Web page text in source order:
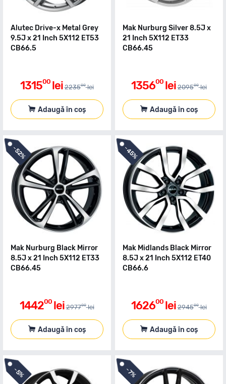
Alutec Drive-x Metal Grey
9.5J x 21 Inch 5X112 ET53
CB66.5
131500 lei 223500 lei
Adaugă în coș
Mak Nurburg Silver 8.5J x
21 Inch 5X112 ET33
CB66.45
135600 lei 209500 lei
Adaugă în coș
-52%
Mak Nurburg Black Mirror
8.5J x 21 Inch 5X112 ET33
CB66.45
144200 lei 297700 lei
Adaugă în coș
-45%
Mak Midlands Black Mirror
8.5J x 21 Inch 5X112 ET40
CB66.6
162600 lei 294500 lei
Adaugă în coș
-
5% -
7%